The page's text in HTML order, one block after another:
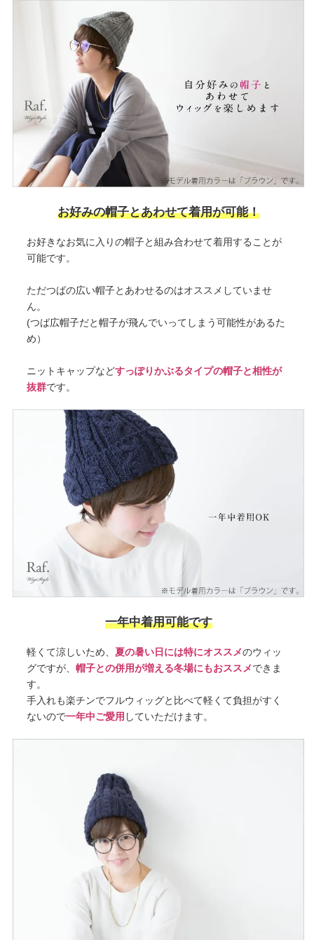
お好みの帽子とあわせて着用が可能！
お好きなお気に入りの帽子と組み合わせて着用することが
可能です。
ただつばの広い帽子とあわせるのはオススメしていませ
ん。
(つば広帽子だと帽子が飛んでいってしまう可能性があるた
め）
ニットキャップなどすっぽりかぶるタイプの帽子と相性が
抜群です。
一年中着用可能です
軽くて涼しいため、 夏の暑い日には特にオススメのウィッ
グですが、 帽子との併用が増える冬場にもおススメできま
す。
手入れも楽チンでフルウィッグと比べて軽くて負担がすく
ないので一年中ご愛用 していただけます。